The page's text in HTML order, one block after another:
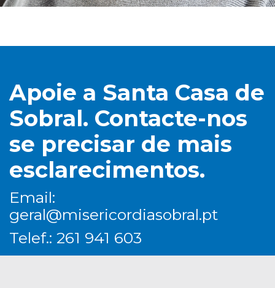
Apoie a Santa Casa de
Sobral. Contacte-nos
se precisar de mais
esclarecimentos.
Email:
geral@misericordiasobral.pt
Telef.: 261 941 603